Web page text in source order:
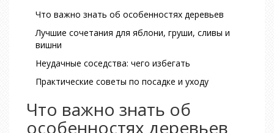
Что важно знать об особенностях деревьев
Лучшие сочетания для яблони, груши, сливы и
вишни
Неудачные соседства: чего избегать
Практические советы по посадке и уходу
Что важно знать об
особенностях деревьев